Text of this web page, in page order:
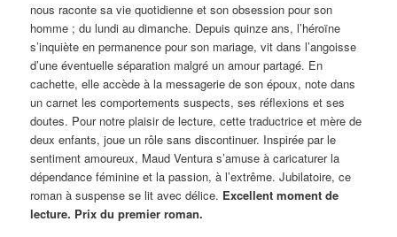
nous raconte sa vie quotidienne et son obsession pour son
homme ; du lundi au dimanche. Depuis quinze ans, l’héroïne
s’inquiète en permanence pour son mariage, vit dans l’angoisse
d’une éventuelle séparation malgré un amour partagé. En
cachette, elle accède à la messagerie de son époux, note dans
un carnet les comportements suspects, ses réflexions et ses
doutes. Pour notre plaisir de lecture, cette traductrice et mère de
deux enfants, joue un rôle sans discontinuer. Inspirée par le
sentiment amoureux, Maud Ventura s’amuse à caricaturer la
dépendance féminine et la passion, à l’extrême. Jubilatoire, ce
roman à suspense se lit avec délice. Excellent moment de
lecture. Prix du premier roman.